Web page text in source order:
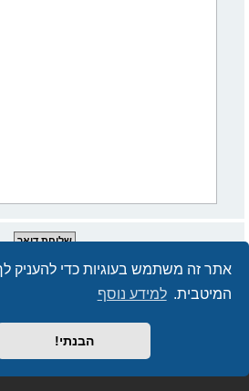
אתר זה משתמש בעוגיות כדי להעניק
המיטבית. למידע נוסף
הבנתי!
מחיקת
Revolution style by
מבוסס עלphpBB.co.il - פורומים בעברית - phpBB.co.il.